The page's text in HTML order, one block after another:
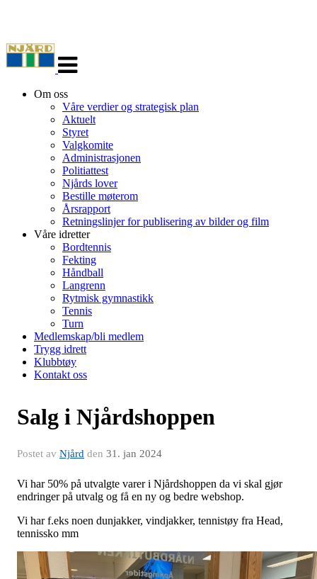
navigasjon
Om oss
Våre verdier og strategisk plan
Aktuelt
Styret
Valgkomite
Administrasjonen
Politiattest
Njårds lover
Bestille møterom
Årsrapport
Retningslinjer for publisering av bilder og film
Våre idretter
Bordtennis
Fekting
Håndball
Langrenn
Rytmisk gymnastikk
Tennis
Turn
Medlemskap/bli medlem
Trygg idrett
Klubbtøy
Kontakt oss
Salg i Njårdshoppen
Postet av Njård den 31. jan 2024
Vi har 50% på utvalgte varer i Njårdshoppen da vi skal gjør
endringer på utvalg og få en ny og bedre webshop.
Vi har f.eks noen dunjakker, vindjakker, tennistøy fra Head,
tennissko mm